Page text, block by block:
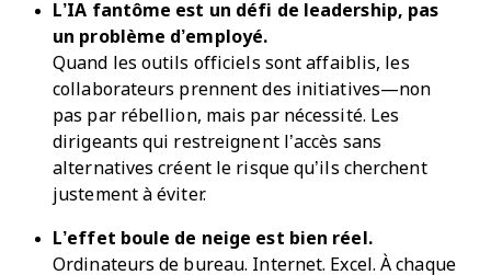
L’IA fantôme est un défi de leadership, pas
un problème d’employé.
Quand les outils officiels sont affaiblis, les
collaborateurs prennent des initiatives—non
pas par rébellion, mais par nécessité. Les
dirigeants qui restreignent l’accès sans
alternatives créent le risque qu’ils cherchent
justement à éviter.
L’effet boule de neige est bien réel.
Ordinateurs de bureau. Internet. Excel. À chaque